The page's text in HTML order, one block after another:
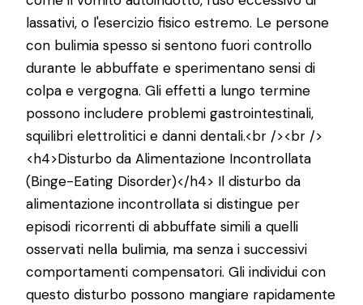
lassativi, o l'esercizio fisico estremo. Le persone
con bulimia spesso si sentono fuori controllo
durante le abbuffate e sperimentano sensi di
colpa e vergogna. Gli effetti a lungo termine
possono includere problemi gastrointestinali,
squilibri elettrolitici e danni dentali.<br /><br />
<h4>Disturbo da Alimentazione Incontrollata
(Binge-Eating Disorder)</h4> Il disturbo da
alimentazione incontrollata si distingue per
episodi ricorrenti di abbuffate simili a quelli
osservati nella bulimia, ma senza i successivi
comportamenti compensatori. Gli individui con
questo disturbo possono mangiare rapidamente